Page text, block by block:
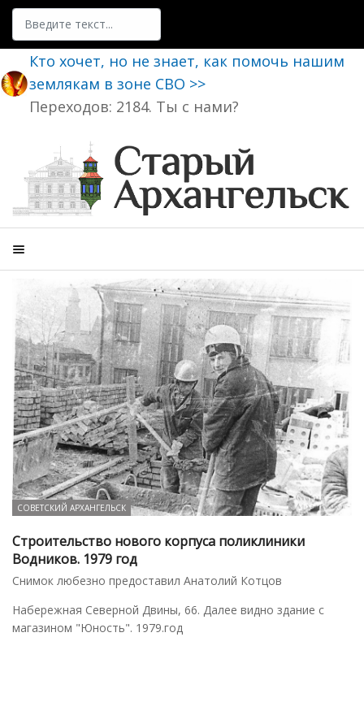
Поиск
Кто хочет, но не знает, как помочь нашим
землякам в зоне СВО >>
Переходов: 2184. Ты с нами?
СОВЕТСКИЙ АРХАНГЕЛЬСК
Строительство нового корпуса поликлиники
Водников. 1979 год
Снимок любезно предоставил Анатолий Котцов
Набережная Северной Двины, 66. Далее видно здание с
магазином "Юность". 1979.год